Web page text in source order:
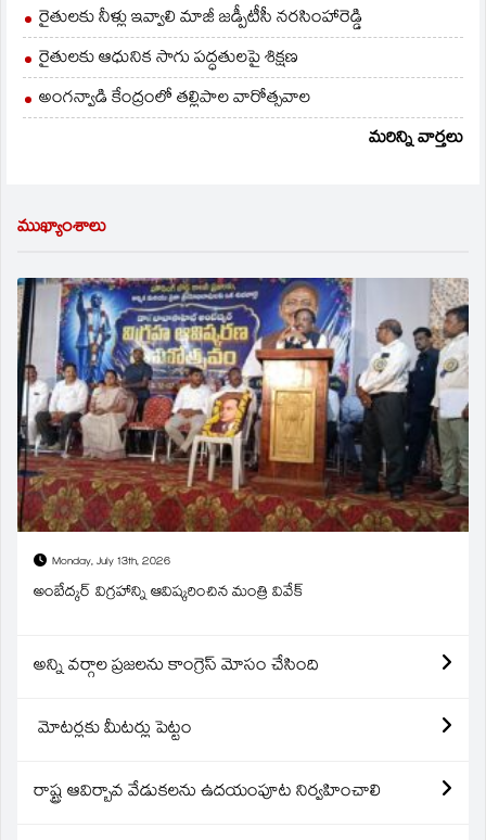
రైతులకు నీళ్లు ఇవ్వాలి మాజీ జడ్పీటీసీ నరసింహారెడ్డి
రైతులకు ఆధునిక సాగు పద్ధతులపై శిక్షణ
అంగన్వాడి కేంద్రంలో తల్లిపాల వారోత్సవాల
మరిన్ని వార్తలు
ముఖ్యాంశాలు
Monday, July 13th, 2026
అంబేద్కర్ విగ్రహాన్ని ఆవిష్కరించిన మంత్రి వివేక్
అన్ని వర్గాల ప్రజలను కాంగ్రెస్ మోసం చేసింది
మోటర్లకు మీటర్లు పెట్టం
రాష్ట్ర ఆవిర్బావ వేడుకలను ఉదయంపూట నిర్వహించాలి